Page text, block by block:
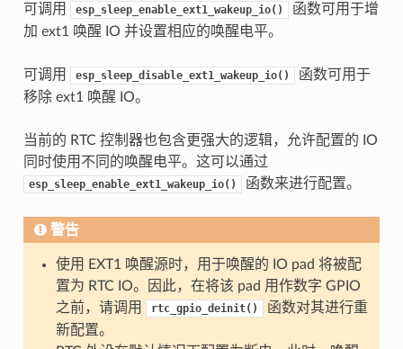
可调用 esp_sleep_enable_ext1_wakeup_io()
函数可用于增
加 ext1 唤醒 IO 并设置相应的唤醒电平。
可调用 esp_sleep_disable_ext1_wakeup_io()
函数可用于
移除 ext1 唤醒 IO。
当前的 RTC 控制器也包含更强大的逻辑，允许配置的 IO
同时使用不同的唤醒电平。这可以通过
esp_sleep_enable_ext1_wakeup_io() 函数来进行配置。
警告
使用 EXT1 唤醒源时，用于唤醒的 IO pad 将被配
置为 RTC IO。因此，在将该 pad 用作数字 GPIO
之前，请调用
rtc_gpio_deinit()
函数对其进行重
新配置。